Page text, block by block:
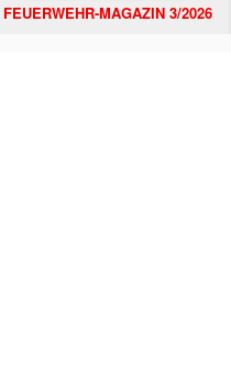
FEUERWEHR-MAGAZIN 3/2026